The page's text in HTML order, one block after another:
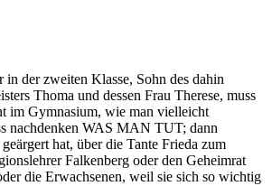
der zweiten Klasse, Sohn des dahin
Thoma und dessen Frau Therese, muss
im Gymnasium, wie man vielleicht
nachdenken WAS MAN TUT; dann
hat, über die Tante Frieda zum
Falkenberg oder den Geheimrat
die Erwachsenen, weil sie sich so wichtig